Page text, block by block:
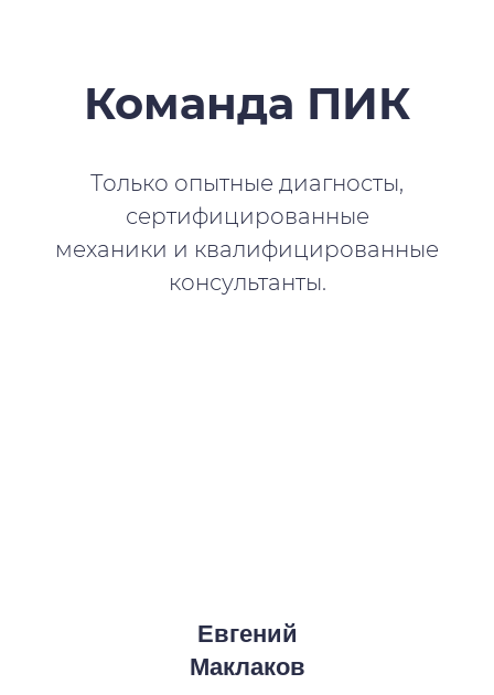
Команда ПИК
Только опытные диагносты,
сертифицированные
механики и квалифицированные
консультанты.
Евгений
Маклаков